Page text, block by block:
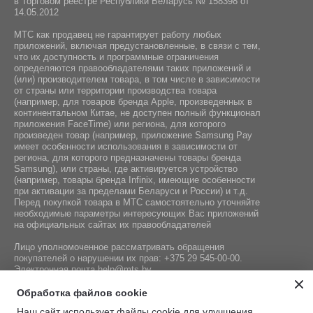
Инструкция / База самоочистки
14.05.2012
МТС как продавец не гарантирует работу любых
приложений, включая предустановленные, в связи с тем,
что их доступность и программные ограничения
определяются правообладателями таких приложений и
(или) производителем товара, в том числе в зависимости
от страны или территории производства товара
(например, для товаров бренда Apple, произведенных в
континентальном Китае, не доступен полный функционал
приложения FaceTime) или региона, для которого
произведен товар (например, приложение Samsung Pay
имеет особенности использования в зависимости от
региона, для которого предназначены товары бренда
Samsung), или страны, где активируется устройство
(например, товары бренда Infiniх, имеющие особенности
при активации за пределами Беларуси и России) и т.д.
Перед покупкой товара в МТС самостоятельно уточняйте
необходимые параметры интересующих Вас приложений
на официальных сайтах их правообладателей
Лицо уполномоченное рассматривать обращения
покупателей о нарушении их прав: +375 29 545-00-00.
Электронная почтаhelp@mts.by
Номер телефона работников местных исполнительных и
Обработка файлов cookie